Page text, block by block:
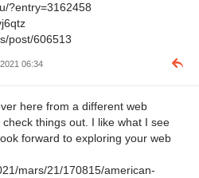
?entry=3162458
post/606513
06:34
here from a different web
things out. I like what I see
forward to exploring your web
mars/21/170815/american-